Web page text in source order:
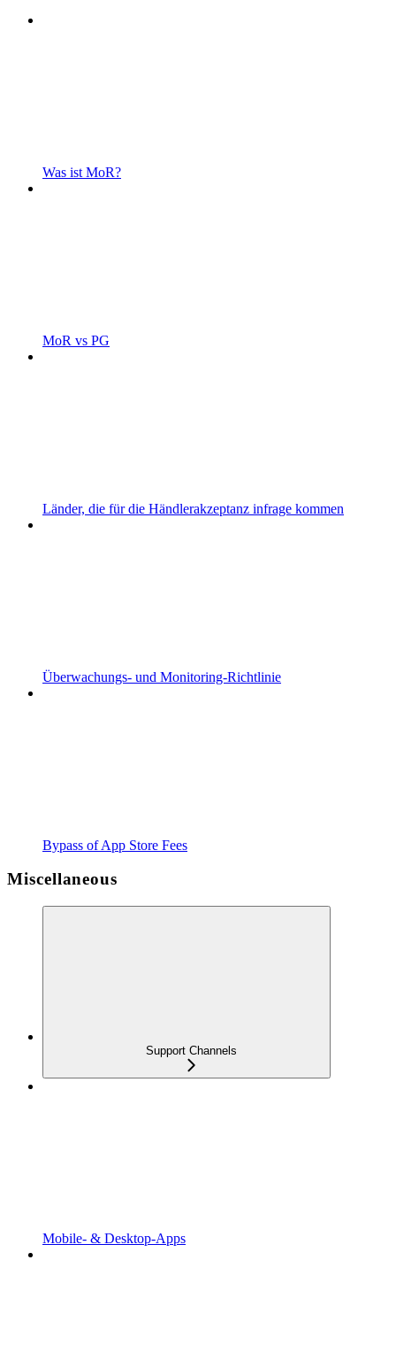
Was ist MoR?
MoR vs PG
Länder, die für die Händlerakzeptanz infrage kommen
Überwachungs- und Monitoring-Richtlinie
Bypass of App Store Fees
Miscellaneous
Support Channels
Mobile- & Desktop-Apps